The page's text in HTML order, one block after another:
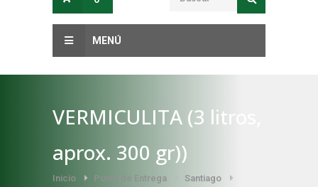
MENÚ
VERMICULITA (3 litros,
aprox. 300 gr))
Inicio Punto de Entrega
Santiago